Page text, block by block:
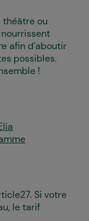
théâtre ou
afin d’aboutir
possibles.
!
Si votre
le tarif